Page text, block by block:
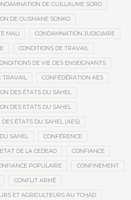
DE GUILLAUME SORO
DE OUSMANE SONKO
MALI CONDAMNATION JUDICIAIRE
CONDITIONS DE TRAVAIL
DE VIE DES ENSEIGNANTS
TRAVAIL CONFÉDÉRATION AES
DES ÉTATS DU SAHEL
DES ETATS DU SAHEL
ÉTATS DU SAHEL (AES)
SAHEL CONFÉRENCE
DE LA CEDEAO CONFIANCE
POPULAIRE CONFINEMENT
CONFLIT ARMÉ
ET AGRICULTEURS AU TCHAD